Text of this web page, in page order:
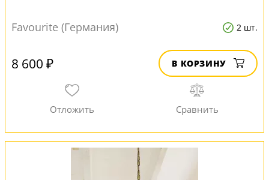
Favourite (Германия) 2 шт.
8 600 ₽ В КОРЗИНУ